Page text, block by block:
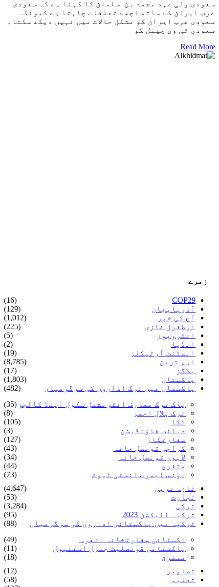
سعودی ولی عہد محمد بن سلمان کا کہنا ہے کہ سعودی
عرب ایران کے ساتھ اچھے تعلقات چاہتا ہے کیونکہ
سعودی عرب ایران کو مشکل حالات میں نہیں دیکھ سکتا۔
سعودی ٹی وی چینل کو
Read More
زمرے
COP29
(16)
آذربایجان
(129)
آج کی خبر
(1,012)
ارطغرل غازی
(225)
انٹرویوز
(5)
انڈیا
(2)
انسٹنٹ آرٹیکلز
(19)
اہم ترین
(8,785)
بلاگز
(17)
پاکستان
(1,803)
پاکستان میں ترک اداروں کی سرگرمیاں
(482)
پاک ترک معارف انٹرنشنل سکول اینڈ کالجز (35)
ترک ہلال احمر
(8)
ٹکا
(105)
دیانت فاؤنڈیشن
(3)
سفارتکار
(127)
کراچی قونصل خانہ
(43)
لاہور قونصل خانہ
(34)
متفرق
(44)
یونس ایمرے انسٹی ٹیوٹ
(73)
تازہ ترین
(4,647)
تجارت
(53)
ترکی
(3,284)
ترکیہ الیکشن 2023
(95)
ترکیہ میں پاکستانی اداروں کی سرگرمیاں
(88)
اکستانی سفارتخانہ انقرہ
(49)
پاکستانی قونصلیٹ جنرل استنبول
(11)
متفرق
(18)
تصاویر
(12)
تعلیم
(58)